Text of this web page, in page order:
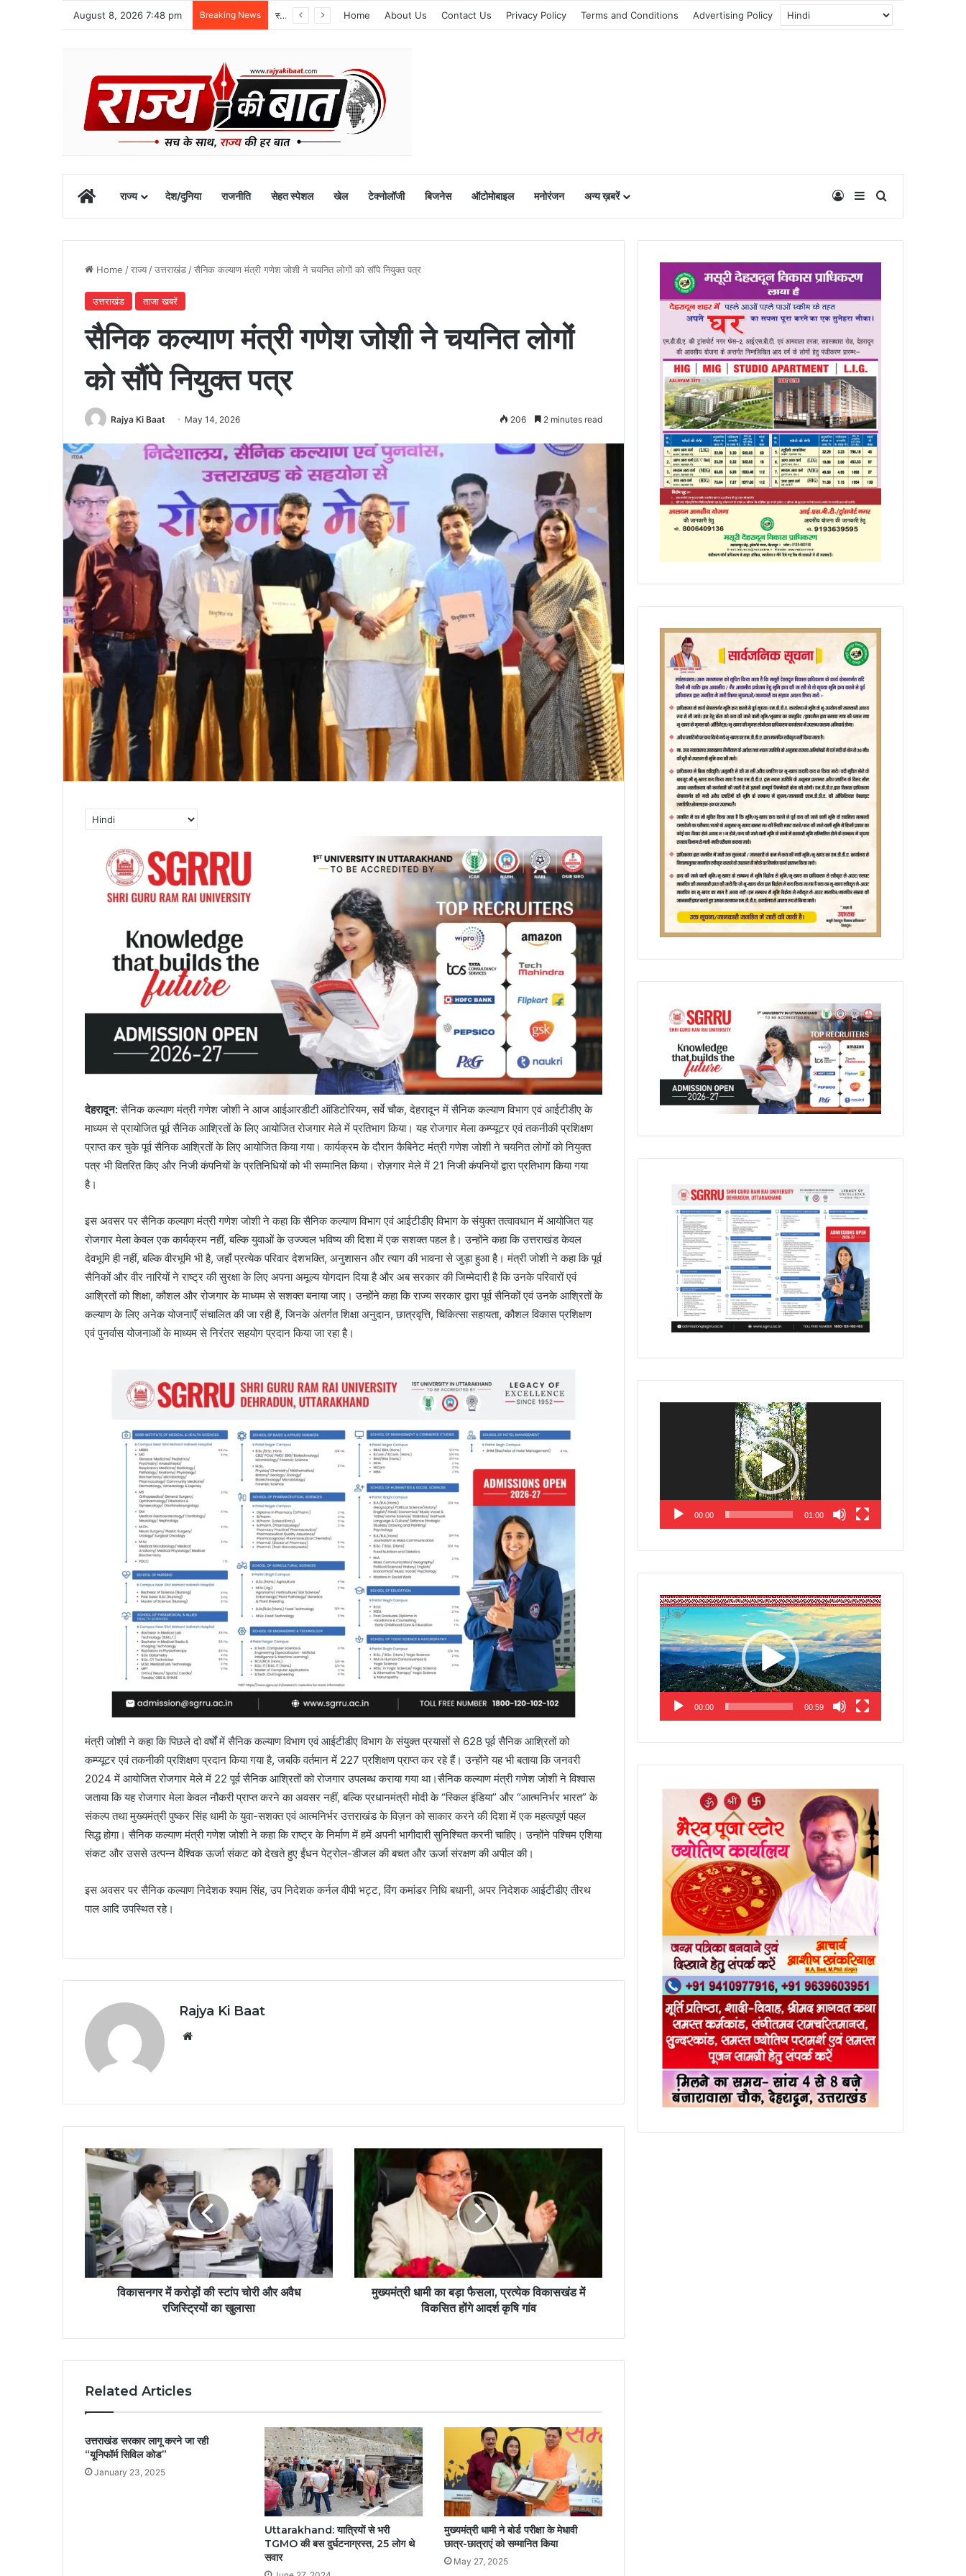
August 8, 2026 7:48 pm Breaking News स्वतंत्रता दिवस समारोह की तैयारियां तेज, डीएम ने की तैयारियों की समीक्षा Home About Us Contact Us Privacy Policy Terms and Conditions Advertising Policy
Homeराज्य देश/दुनिया राजनीति सेहत स्पेशल खेल टेक्नोलॉजी बिजनेस ऑटोमोबाइल मनोरंजन अन्य ख़बरें Log InSidebar
Home /राज्य /उत्तराखंड /सैनिक कल्याण मंत्री गणेश जोशी ने चयनित लोगों को सौंपे नियुक्त पत्र
उत्तराखंड ताजा खबरें
सैनिक कल्याण मंत्री गणेश जोशी ने चयनित लोगों
को सौंपे नियुक्त पत्र
Rajya Ki Baat May 14, 2026 206 2 minutes read
देहरादून:सैनिक कल्याण मंत्री गणेश जोशी ने आज आईआरडीटी ऑडिटोरियम, सर्वे चौक, देहरादून में सैनिक कल्याण विभाग एवं आईटीडीए के
माध्यम से प्रायोजित पूर्व सैनिक आश्रितों के लिए आयोजित रोजगार मेले में प्रतिभाग किया। यह रोजगार मेला कम्प्यूटर एवं तकनीकी प्रशिक्षण
प्राप्त कर चुके पूर्व सैनिक आश्रितों के लिए आयोजित किया गया। कार्यक्रम के दौरान कैबिनेट मंत्री गणेश जोशी ने चयनित लोगों को नियुक्त
पत्र भी वितरित किए और निजी कंपनियों के प्रतिनिधियों को भी सम्मानित किया। रोज़गार मेले में 21 निजी कंपनियों द्वारा प्रतिभाग किया गया
है।
इस अवसर पर सैनिक कल्याण मंत्री गणेश जोशी ने कहा कि सैनिक कल्याण विभाग एवं आईटीडीए विभाग के संयुक्त तत्वावधान में आयोजित यह
रोजगार मेला केवल एक कार्यक्रम नहीं, बल्कि युवाओं के उज्ज्वल भविष्य की दिशा में एक सशक्त पहल है। उन्होंने कहा कि उत्तराखंड केवल
देवभूमि ही नहीं, बल्कि वीरभूमि भी है, जहाँ प्रत्येक परिवार देशभक्ति, अनुशासन और त्याग की भावना से जुड़ा हुआ है। मंत्री जोशी ने कहा कि पूर्व
सैनिकों और वीर नारियों ने राष्ट्र की सुरक्षा के लिए अपना अमूल्य योगदान दिया है और अब सरकार की जिम्मेदारी है कि उनके परिवारों एवं
आश्रितों को शिक्षा, कौशल और रोजगार के माध्यम से सशक्त बनाया जाए। उन्होंने कहा कि राज्य सरकार द्वारा पूर्व सैनिकों एवं उनके आश्रितों के
कल्याण के लिए अनेक योजनाएँ संचालित की जा रही हैं, जिनके अंतर्गत शिक्षा अनुदान, छात्रवृत्ति, चिकित्सा सहायता, कौशल विकास प्रशिक्षण
एवं पुनर्वास योजनाओं के माध्यम से निरंतर सहयोग प्रदान किया जा रहा है।
मंत्री जोशी ने कहा कि पिछले दो वर्षों में सैनिक कल्याण विभाग एवं आईटीडीए विभाग के संयुक्त प्रयासों से 628 पूर्व सैनिक आश्रितों को
कम्प्यूटर एवं तकनीकी प्रशिक्षण प्रदान किया गया है, जबकि वर्तमान में 227 प्रशिक्षण प्राप्त कर रहे हैं। उन्होंने यह भी बताया कि जनवरी
2024 में आयोजित रोजगार मेले में 22 पूर्व सैनिक आश्रितों को रोजगार उपलब्ध कराया गया था।सैनिक कल्याण मंत्री गणेश जोशी ने विश्वास
जताया कि यह रोजगार मेला केवल नौकरी प्राप्त करने का अवसर नहीं, बल्कि प्रधानमंत्री मोदी के “स्किल इंडिया” और “आत्मनिर्भर भारत” के
संकल्प तथा मुख्यमंत्री पुष्कर सिंह धामी के युवा-सशक्त एवं आत्मनिर्भर उत्तराखंड के विज़न को साकार करने की दिशा में एक महत्वपूर्ण पहल
सिद्ध होगा। सैनिक कल्याण मंत्री गणेश जोशी ने कहा कि राष्ट्र के निर्माण में हमें अपनी भागीदारी सुनिश्चित करनी चाहिए। उन्होंने पश्चिम एशिया
संकट और उससे उत्पन्न वैश्विक ऊर्जा संकट को देखते हुए ईंधन पेट्रोल-डीजल की बचत और ऊर्जा संरक्षण की अपील की।
इस अवसर पर सैनिक कल्याण निदेशक श्याम सिंह, उप निदेशक कर्नल वीपी भट्ट, विंग कमांडर निधि बधानी, अपर निदेशक आईटीडीए तीरथ
पाल आदि उपस्थित रहे।
Rajya Ki Baat
विकासनगर में करोड़ों की स्टांप चोरी और अवैध
रजिस्ट्रियों का खुलासा
मुख्यमंत्री धामी का बड़ा फैसला, प्रत्येक विकासखंड में
विकसित होंगे आदर्श कृषि गांव
Related Articles
उत्तराखंड सरकार लागू करने जा रही
“यूनिफॉर्म सिविल कोड”
January 23, 2025
Uttarakhand: यात्रियों से भरी
TGMO की बस दुर्घटनाग्रस्त, 25 लोग थे
सवार
मुख्यमंत्री धामी ने बोर्ड परीक्षा के मेधावी
छात्र-छात्राएं को सम्मानित किया
May 27, 2025
00:00 01:00
Video
Player
00:00 00:59